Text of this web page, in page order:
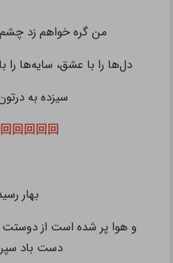
من گره خواهم زد
دل‌ها را با عشق، سایه‌ها را
سیزده به
回回回回
بهار
و هوا پر شده است از دوستت
دست باد